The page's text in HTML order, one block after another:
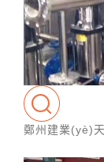
鄭州建業(yè)